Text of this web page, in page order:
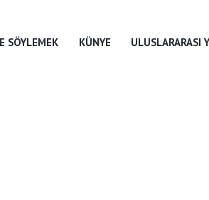
SÖYLEMEK KÜNYE ULUSLARARASI